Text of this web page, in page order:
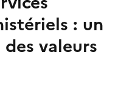
: un
valeurs